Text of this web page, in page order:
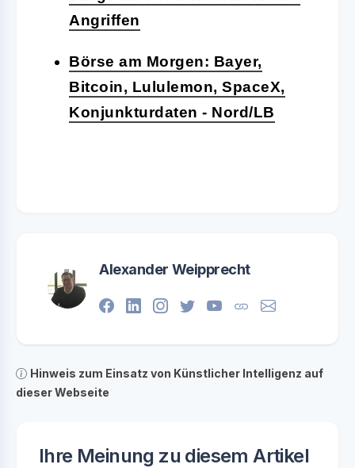
Angriffen
Börse am Morgen: Bayer,
Bitcoin, Lululemon, SpaceX,
Konjunkturdaten - Nord/LB
Alexander Weipprecht
Hinweis zum Einsatz von Künstlicher Intelligenz auf
dieser Webseite
Ihre Meinung zu diesem Artikel